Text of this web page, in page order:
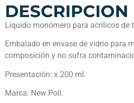
DESCRIPCION
Liquido monómero para acrílicos de
Embalado en envase de vidrio para
composición y no sufra
Presentación: x 200 ml.
Marca: New Poll.